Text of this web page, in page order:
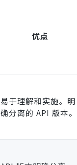
优点
易于理解和实施。明
确分离的 API 版本。